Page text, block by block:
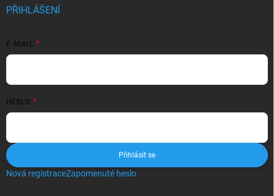
PŘIHLÁŠENÍ
E-MAIL
HESLO
Přihlásit se
Nová registraceZapomenuté heslo